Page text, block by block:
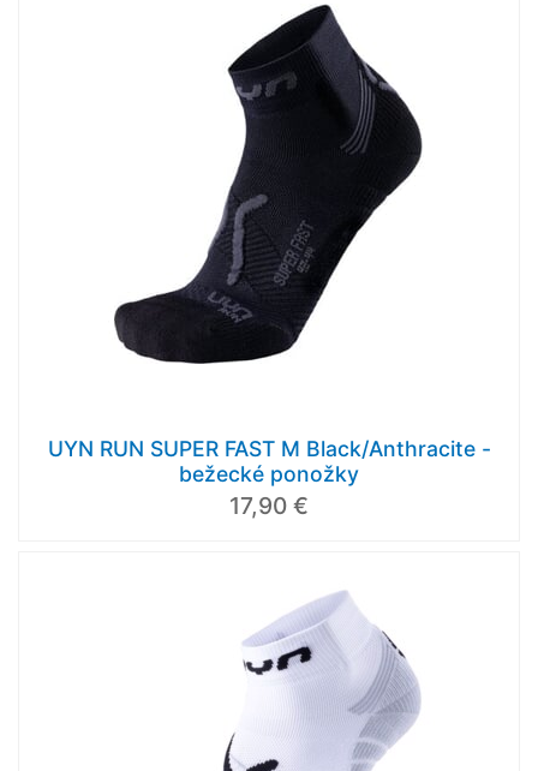
UYN RUN SUPER FAST M Black/Anthracite -
bežecké ponožky
17,90 €